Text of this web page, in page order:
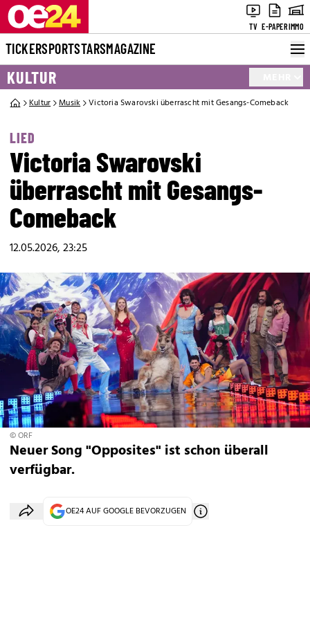
TV E-PAPERIMMO
TICKERSPORTSTARSMAGAZINE
KULTUR
Kultur Musik Victoria Swarovski überrascht mit Gesangs-Comeback
LIED
Victoria Swarovski
überrascht mit Gesangs-
Comeback
12.05.2026, 23:25
© ORF
Neuer Song "Opposites" ist schon überall
verfügbar.
OE24 AUF GOOGLE BEVORZUGEN